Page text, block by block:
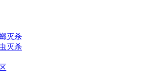
灭杀
灭杀